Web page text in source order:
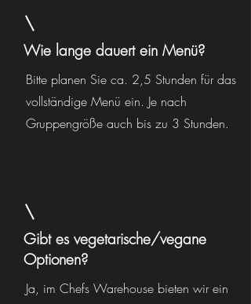
Wie lange dauert ein Menü?
Bitte planen Sie ca. 2,5 Stunden für das
vollständige Menü ein. Je nach
Gruppengröße auch bis zu 3 Stunden.
Gibt es vegetarische/vegane
Optionen?
Ja, im Chefs Warehouse bieten wir ein